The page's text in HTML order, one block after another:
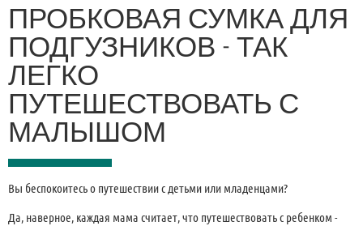
ПРОБКОВАЯ СУМКА ДЛЯ
ПОДГУЗНИКОВ - ТАК
ЛЕГКО
ПУТЕШЕСТВОВАТЬ С
МАЛЫШОМ
Вы беспокоитесь о путешествии с детьми или младенцами?
Да, наверное, каждая мама считает, что путешествовать с ребенком -